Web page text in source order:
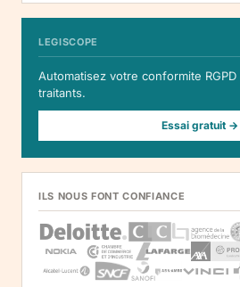
LEGISCOPE
Automatisez votre conformite
traitants.
Essai gratuit →
ILS NOUS FONT CONFIANCE